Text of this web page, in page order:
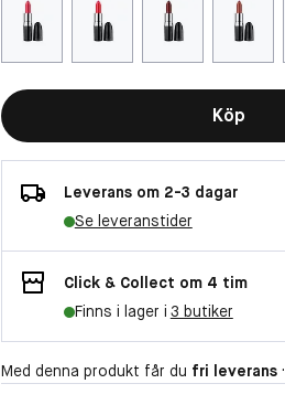
Köp
Leverans om 2-3 dagar
Se leveranstider
Click & Collect om 4 tim
Finns i lager i 3 butiker
Med denna produkt får du fri leverans·